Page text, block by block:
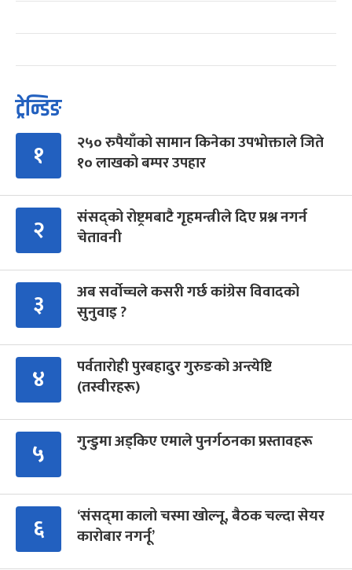
ट्रेन्डिङ
१
२५० रुपैयाँको सामान किनेका उपभोक्ताले जिते
१० लाखको बम्पर उपहार
२
संसद्को रोष्ट्रमबाटै गृहमन्त्रीले दिए प्रश्न नगर्न
चेतावनी
३
अब सर्वोच्चले कसरी गर्छ कांग्रेस विवादको
सुनुवाइ ?
४
पर्वतारोही पुरबहादुर गुरुङको अन्त्येष्टि
(तस्वीरहरू)
५ गुन्डुमा अड्किए एमाले पुनर्गठनका प्रस्तावहरू
६
‘संसद्‍मा कालो चस्मा खोल्नू, बैठक चल्दा सेयर
कारोबार नगर्नू’